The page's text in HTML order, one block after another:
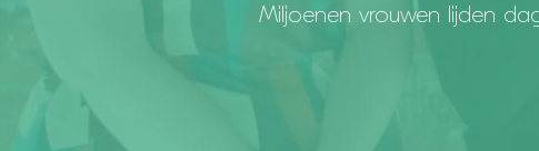
Miljoenen vrouwen lijden